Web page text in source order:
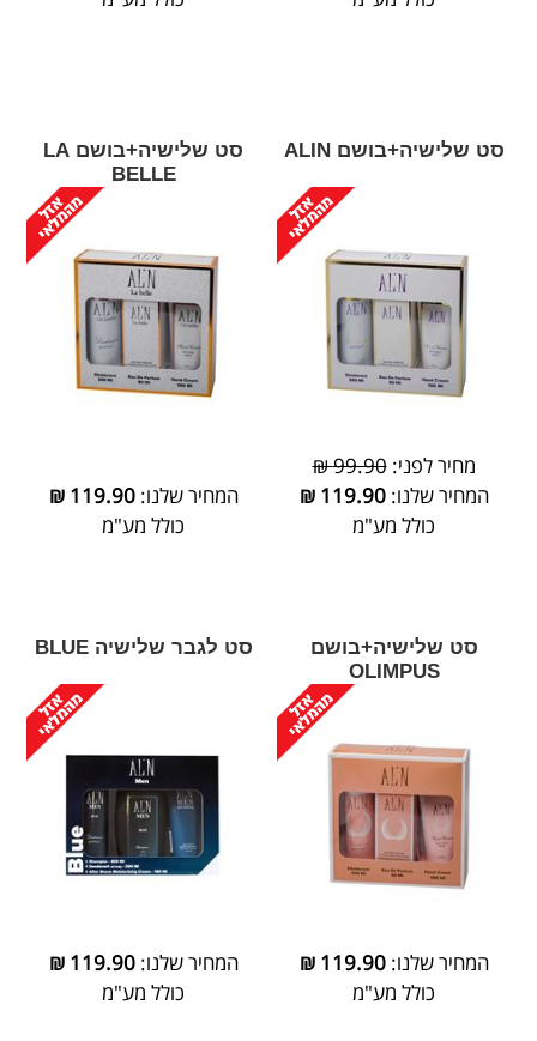
סט שלישיה+בושם ALIN
מחיר לפני:99.90 ₪
המחיר שלנו:119.90
₪
כולל מע"מ
סט שלישיה+בושם LA
BELLE
המחיר שלנו:119.90
₪
כולל מע"מ
סט שלישיה+בושם
OLIMPUS
המחיר שלנו:119.90
₪
כולל מע"מ
סט לגבר שלישיה BLUE
המחיר שלנו:119.90
₪
כולל מע"מ